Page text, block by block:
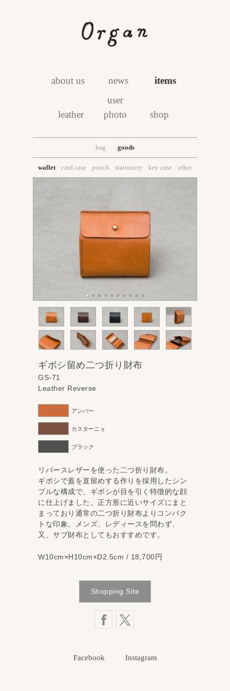
about us news items
leather
user
photo
shop
bag goods
wallet card case pouch stationery key case other
ギボシ留め二つ折り財布
GS-71
Leather Reverse
アンバー
カスターニョ
ブラック
リバースレザーを使った二つ折り財布。
ギボシで蓋を直留めする作りを採用したシン
プルな構成で、ギボシが目を引く特徴的な顔
に仕上げました。正方形に近いサイズにまと
まっており通常の二つ折り財布よりコンパク
トな印象。メンズ、レディースを問わず、
又、サブ財布としてもおすすめです。
W10cm×H10cm×D2.5cm / 18,700円
Shopping Site
Facebook Instagram